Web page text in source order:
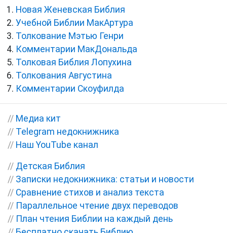
Новая Женевская Библия
Учебной Библии МакАртура
Толкование Мэтью Генри
Комментарии МакДональда
Толковая Библия Лопухина
Толкования Августина
Комментарии Скоуфилда
// Медиа кит
// Telegram недокнижника
// Наш YouTube канал
// Детская Библия
// Записки недокнижника: статьи и новости
// Сравнение стихов и анализ текста
// Параллельное чтение двух переводов
// План чтения Библии на каждый день